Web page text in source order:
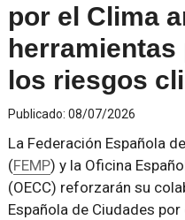
por el Clima
los riesgos
Publicado: 08/07/2026
La Federación Española
(FEMP) y la Oficina
(OECC) reforzarán su
Española de Ciudades